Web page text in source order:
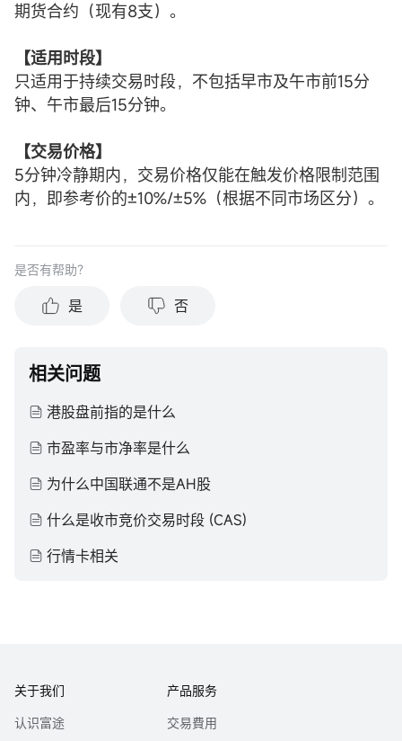
期货合约（现有8支）。
【适用时段】
只适用于持续交易时段，不包括早市及午市前15分
钟、午市最后15分钟。
【交易价格】
5分钟冷静期内，交易价格仅能在触发价格限制范围
内，即参考价的±10%/±5%（根据不同市场区分）。
是否有帮助？
是 否
相关问题
港股盘前指的是什么
市盈率与市净率是什么
为什么中国联通不是AH股
什么是收市竞价交易时段 (CAS)
行情卡相关
关于我们
认识富途
产品服务
交易費用